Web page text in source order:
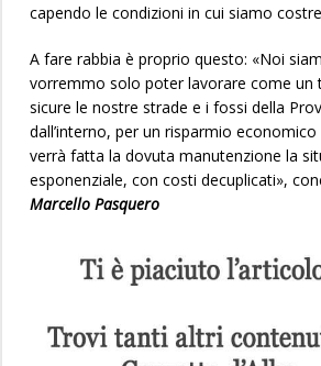
capendo le condizioni in cui siamo
A fare rabbia è proprio questo: «Noi
vorremmo solo poter lavorare come un
sicure le nostre strade e i fossi della
dall’interno, per un risparmio
verrà fatta la dovuta manutenzione la
esponenziale, con costi decuplicati»,
Marcello Pasquero